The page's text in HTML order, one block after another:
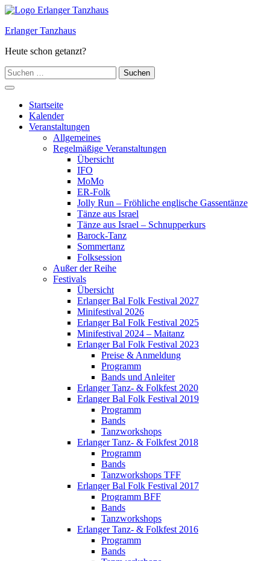
Zum
springen
Erlanger Tanzhaus
Heute schon getanzt?
Suchen
nach:
Hauptmenü
Startseite
Kalender
Veranstaltungen
Allgemeines
Regelmäßige Veranstaltungen
Übersicht
IFO
MoMo
ER-Folk
Jolly Run – Fröhliche englische Gassentänze
Tänze aus Israel
Tänze aus Israel – Schnupperkurs
Barock-Tanz
Sommertanz
Folksession
Außer der Reihe
Festivals
Übersicht
Erlanger Bal Folk Festival 2027
Minifestival 2026
Erlanger Bal Folk Festival 2025
Minifestival 2024 – Maitanz
Erlanger Bal Folk Festival 2023
Preise & Anmeldung
Programm
Bands und Anleiter
Erlanger Tanz- & Folkfest 2020
Erlanger Bal Folk Festival 2019
Programm
Bands
Tanzworkshops
Erlanger Tanz- & Folkfest 2018
Programm
Bands
Tanzworkshops TFF
Erlanger Bal Folk Festival 2017
Programm BFF
Bands
Tanzworkshops
Erlanger Tanz- & Folkfest 2016
Programm
Bands